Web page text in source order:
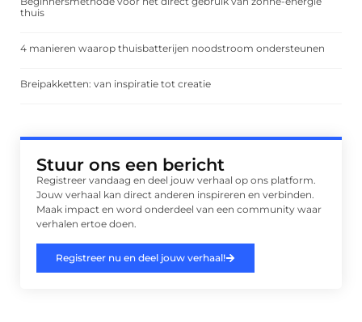
thuis
4 manieren waarop thuisbatterijen noodstroom ondersteunen
Breipakketten: van inspiratie tot creatie
Stuur ons een bericht
Registreer vandaag en deel jouw verhaal op ons platform.
Jouw verhaal kan direct anderen inspireren en verbinden.
Maak impact en word onderdeel van een community waar
verhalen ertoe doen.
Registreer nu en deel jouw verhaal!